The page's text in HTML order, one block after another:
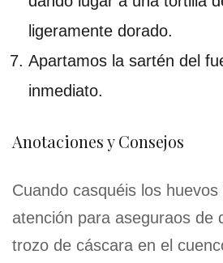
ligeramente dorado.
Apartamos la sartén del
inmediato.
Anotaciones y Consejos
Cuando casquéis los huevos
atención para aseguraos de
trozo de cáscara en el